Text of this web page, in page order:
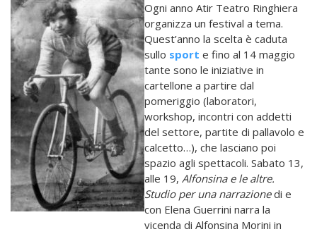
Ogni anno Atir Teatro Ringhiera
organizza un festival a tema.
Quest’anno la scelta è caduta
sullo sport e fino al 14 maggio
tante sono le iniziative in
cartellone a partire dal
pomeriggio (laboratori,
workshop, incontri con addetti
del settore, partite di pallavolo e
calcetto…), che lasciano poi
spazio agli spettacoli. Sabato 13,
alle 19, Alfonsina e le altre.
Studio per una narrazionedi e
con Elena Guerrini narra la
vicenda di Alfonsina Morini in